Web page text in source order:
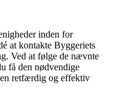
inden for
at kontakte Byggeriets
Ved at følge de nævnte
få den nødvendige
en retfærdig og effektiv